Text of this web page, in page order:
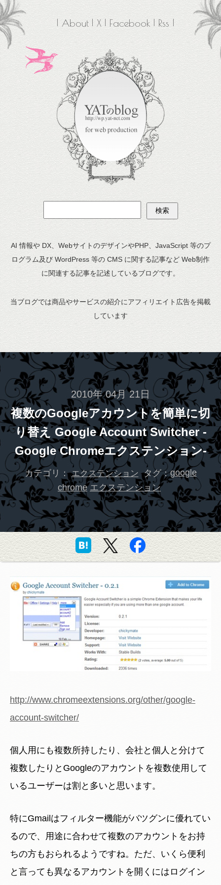
About X Facebook Rss
AI 情報や DX、WebサイトのデザインやPHP、JavaScript 等のプ
ログラム及び WordPress 等の CMS に関する記事など Web制作
に関連する記事を記述しているブログです。
当ブログでは商品やサービスの紹介にアフィリエイト広告を掲載
しています
2010年 04月 21日
複数のGoogleアカウントを簡単に切
り替え Google Account Switcher -
Google Chromeエクステンション-
カテゴリ： エクステンション タグ：google
chrome エクステンション
http://www.chromeextensions.org/other/google-
account-switcher/
個人用にも複数所持したり、会社と個人と分けて
複数したりとGoogleのアカウントを複数使用して
いるユーザーは割と多いと思います。
特にGmailはフィルター機能がバツグンに優れてい
るので、用途に合わせて複数のアカウントをお持
ちの方もおられるようですね。ただ、いくら便利
と言っても異なるアカウントを開くにはログイン